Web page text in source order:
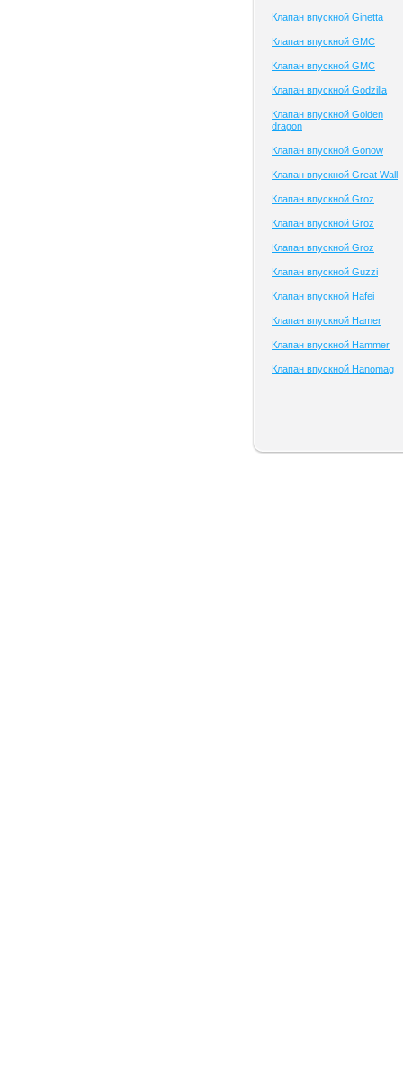
Клапан впускной Ginetta
Клапан впускной GMC
Клапан впускной GMC
Клапан впускной Godzilla
Клапан впускной Golden
dragon
Клапан впускной Gonow
Клапан впускной Great Wall
Клапан впускной Groz
Клапан впускной Groz
Клапан впускной Groz
Клапан впускной Guzzi
Клапан впускной Hafei
Клапан впускной Hamer
Клапан впускной Hammer
Клапан впускной Hanomag